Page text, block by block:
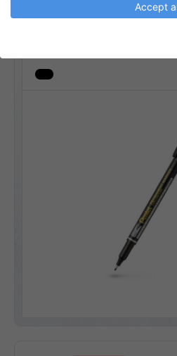
Permanent
Accept